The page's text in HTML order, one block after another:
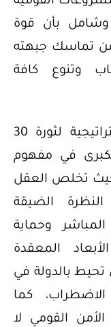
بأن قوة
تماسك جبهته
وتنوع كافة
من أعمق الآثار التاريخية والاستراتيجية لثورة 30
في مفهوم
حيث تخلص العقل
الضيقة
وحماية
المعقدة
تحيط بالدولة في
كما
القومي لا